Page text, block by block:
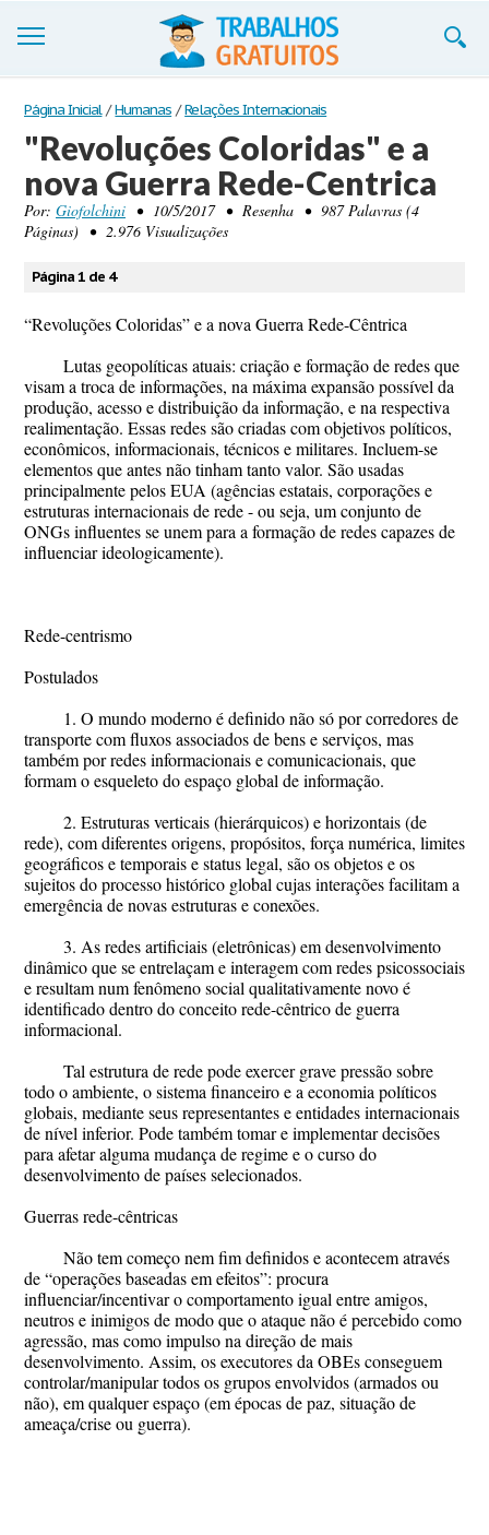
Trabalhos
Cadastre-se
Entre
Blog
Contate-nos
Página Inicial / Humanas / Relações Internacionais
"Revoluções Coloridas" e a
nova Guerra Rede-Centrica
Por: Giofolchini • 10/5/2017 • Resenha • 987 Palavras (4
Páginas) • 2.976 Visualizações
Página 1 de 4
“Revoluções Coloridas” e a nova Guerra Rede-Cêntrica
Lutas geopolíticas atuais: criação e formação de redes que
visam a troca de informações, na máxima expansão possível da
produção, acesso e distribuição da informação, e na respectiva
realimentação. Essas redes são criadas com objetivos políticos,
econômicos, informacionais, técnicos e militares. Incluem-se
elementos que antes não tinham tanto valor. São usadas
principalmente pelos EUA (agências estatais, corporações e
estruturas internacionais de rede - ou seja, um conjunto de
ONGs influentes se unem para a formação de redes capazes de
influenciar ideologicamente).
Rede-centrismo
​Postulados​​​​​
1. O mundo moderno é definido não só por corredores de
transporte com fluxos associados de bens e serviços, mas
também por redes informacionais e comunicacionais, que
formam o esqueleto do espaço global de informação.
2. Estruturas verticais (hierárquicos) e horizontais (de
rede), com diferentes origens, propósitos, força numérica, limites
geográficos e temporais e status legal, são os objetos e os
sujeitos do processo histórico global cujas interações facilitam a
emergência de novas estruturas e conexões.​​​​​
3. As redes artificiais (eletrônicas) em desenvolvimento
dinâmico que se entrelaçam e interagem com redes psicossociais
e resultam num fenômeno social qualitativamente novo é
identificado dentro do conceito rede-cêntrico de guerra
informacional.​
Tal estrutura de rede pode exercer grave pressão sobre
todo o ambiente, o sistema financeiro e a economia políticos
globais, mediante seus representantes e entidades internacionais
de nível inferior. Pode também tomar e implementar decisões
para afetar alguma mudança de regime e o curso do
desenvolvimento de países selecionados.
Guerras rede-cêntricas
​Não tem começo nem fim definidos e acontecem através
de “operações baseadas em efeitos”: procura
influenciar/incentivar o comportamento igual entre amigos,
neutros e inimigos de modo que o ataque não é percebido como
agressão, mas como impulso na direção de mais
desenvolvimento. Assim, os executores da OBEs conseguem
controlar/manipular todos os grupos envolvidos (armados ou
não), em qualquer espaço (em épocas de paz, situação de
ameaça/crise ou guerra).